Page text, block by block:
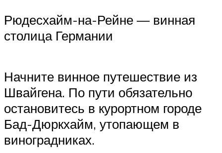
Рюдесхайм-на-Рейне — винная
столица Германии
Начните винное путешествие из
Швайгена. По пути обязательно
остановитесь в курортном городе
Бад-Дюркхайм, утопающем в
виноградниках.